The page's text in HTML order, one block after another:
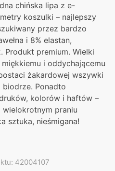
chińska lipa z e-
koszulki – najlepszy
przez bardzo
i 8% elastan,
Produkt premium. Wielki
i oddychającemu
żakardowej wszywki
biodrze. Ponadto
kolorów i haftów –
praniu
sztuka, nieśmigana!
42004107